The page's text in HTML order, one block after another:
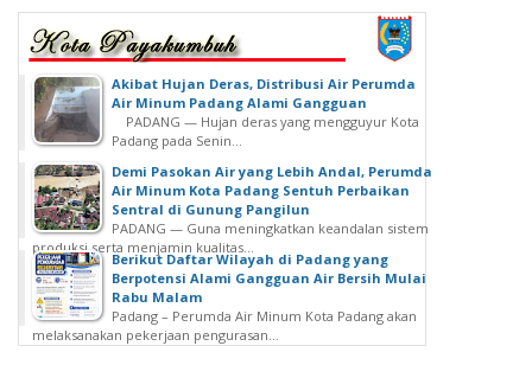
Akibat Hujan Deras, Distribusi Air Perumda
Air Minum Padang Alami Gangguan
PADANG — Hujan deras yang mengguyur Kota
Padang pada Senin...
Demi Pasokan Air yang Lebih Andal, Perumda
Air Minum Kota Padang Sentuh Perbaikan
Sentral di Gunung Pangilun
PADANG — Guna meningkatkan keandalan sistem
produksi serta menjamin kualitas...
Berikut Daftar Wilayah di Padang yang
Berpotensi Alami Gangguan Air Bersih Mulai
Rabu Malam
Padang – Perumda Air Minum Kota Padang akan
melaksanakan pekerjaan pengurasan...